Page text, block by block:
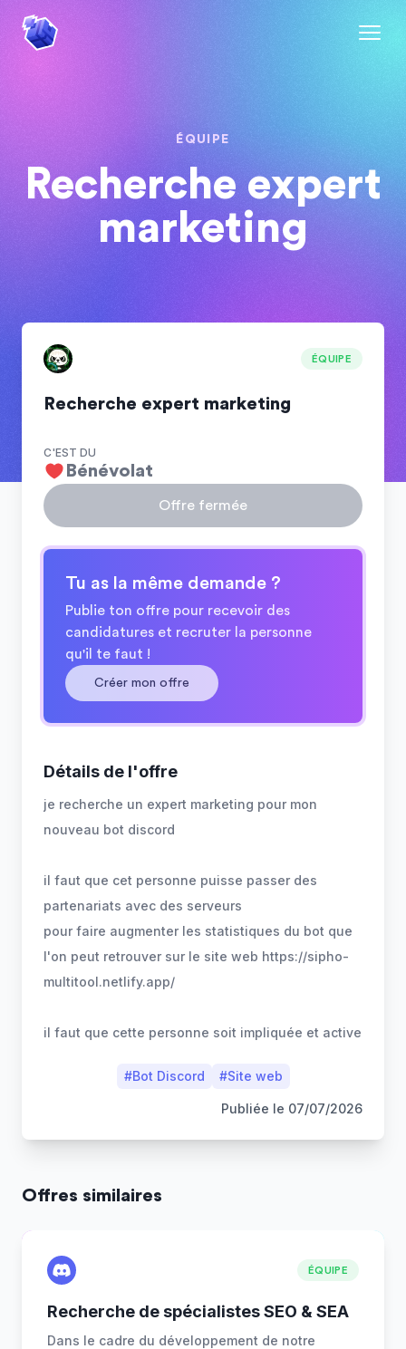
ÉQUIPE
Recherche expert
marketing
ÉQUIPE
Recherche expert marketing
C'EST DU
Bénévolat
Offre fermée
Tu as la même demande ?
Publie ton offre pour recevoir des
candidatures et recruter la personne
qu'il te faut !
Créer mon offre
Détails de l'offre
je recherche un expert marketing pour mon
nouveau bot discord
il faut que cet personne puisse passer des
partenariats avec des serveurs
pour faire augmenter les statistiques du bot que
l'on peut retrouver sur le site web https://sipho-
multitool.netlify.app/
il faut que cette personne soit impliquée et active
#Bot Discord #Site web
Publiée le 07/07/2026
Offres similaires
ÉQUIPE
Recherche de spécialistes SEO & SEA
Dans le cadre du développement de notre